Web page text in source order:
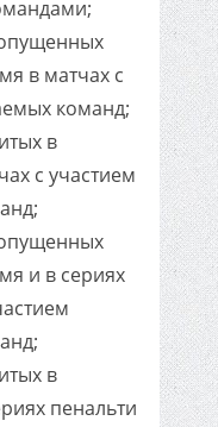
в матчах с
команд;
в
с участием
и в сериях
в
пенальти